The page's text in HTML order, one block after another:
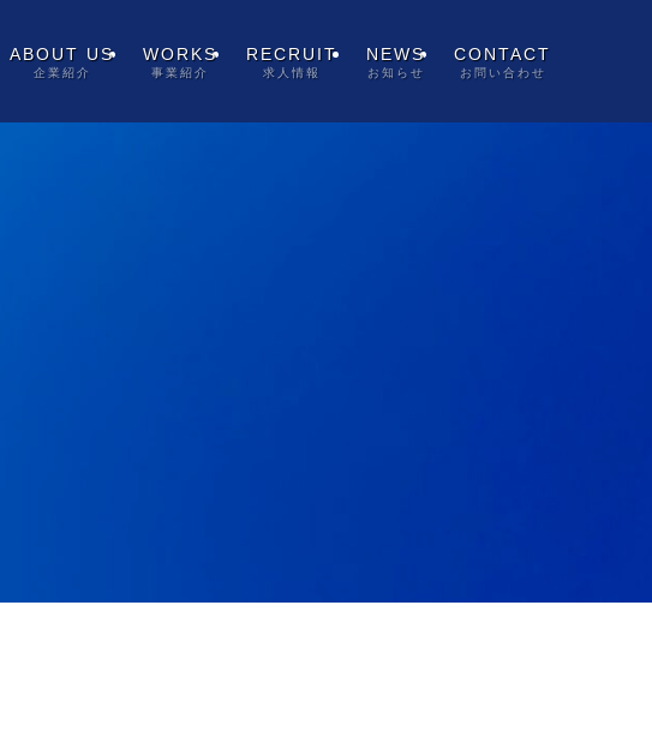
ABOUT US
企業紹介
WORKS
事業紹介
RECRUIT
求人情報
NEWS
お知らせ
CONTACT
お問い合わせ